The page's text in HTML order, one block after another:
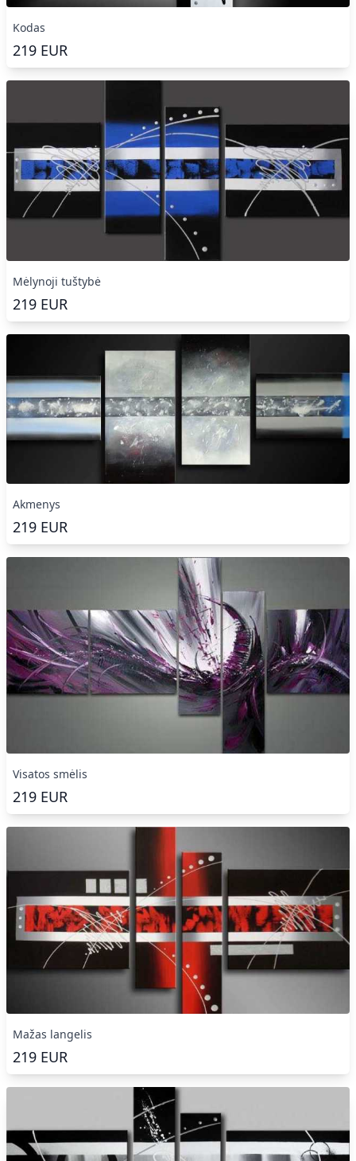
Kodas
219 EUR
Mėlynoji tuštybė
219 EUR
Akmenys
219 EUR
Visatos smėlis
219 EUR
Mažas langelis
219 EUR